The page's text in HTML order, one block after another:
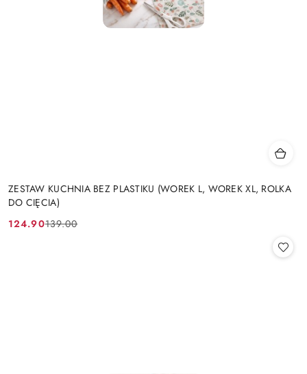
ZESTAW KUCHNIA BEZ PLASTIKU (WOREK L, WOREK XL, ROLKA
DO CIĘCIA)
Cena
124.90
Cena
139.00